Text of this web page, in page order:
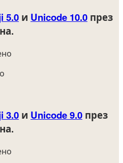
5.0 и Unicode 10.0 през
3.0 и Unicode 9.0 през